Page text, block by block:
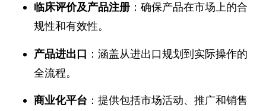
临床评价及产品注册 ：确保产品在市场上的合
规性和有效性。
产品进出口 ：涵盖从进出口规划到实际操作的
全流程。
商业化平台 ：提供包括市场活动、推广和销售